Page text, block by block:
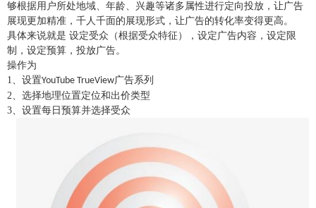
够根据用户所处地域、年龄、兴趣等诸多属性进行定向投放，让广告
展现更加精准，千人千面的展现形式，让广告的转化率变得更高。
具体来说就是 设定受众（根据受众特征），设定广告内容，设定限
制，设定预算，投放广告。
操作为
1、设置YouTube TrueView广告系列
2、选择地理位置定位和出价类型
3、设置每日预算并选择受众